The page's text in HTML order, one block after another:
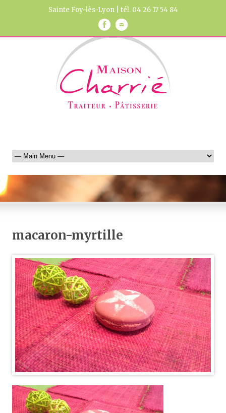
Sainte Foy-lès-Lyon | tél. 04 26 17 54 84
macaron-myrtille